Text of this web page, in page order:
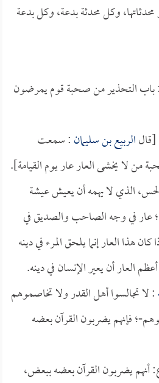
وكل محدثة بدعة، وكل بدعة
باب التحذير من صحبة قوم يمرضون
[قالالربيع بن سليمان: سمعت
من لا يخشى العار عار يوم القيامة].
الذي لا يهمه أن يعيش عيشة
عار في وجه الصاحب والصديق في
هذا العار إنما يلحق المرء في دينه
العار أن يعير الإنسان في دينه.
: لا تجالسوا أهل القدر ولا تخاصموهم
؛ فإنهم يضربون القرآن بعضه
يضربون القرآن بعضه ببعض،